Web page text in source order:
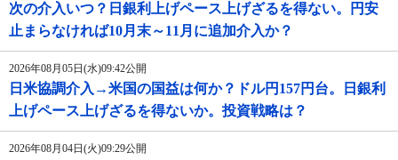
次の介入いつ？日銀利上げペース上げざるを得ない。円安
止まらなければ10月末～11月に追加介入か？
2026年08月05日(水)09:42公開
日米協調介入→米国の国益は何か？ドル円157円台。日銀利
上げペース上げざるを得ないか。投資戦略は？
2026年08月04日(火)09:29公開